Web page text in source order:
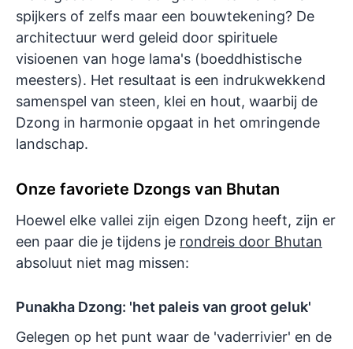
spijkers of zelfs maar een bouwtekening? De
architectuur werd geleid door spirituele
visioenen van hoge lama's (boeddhistische
meesters). Het resultaat is een indrukwekkend
samenspel van steen, klei en hout, waarbij de
Dzong in harmonie opgaat in het omringende
landschap.
Onze favoriete Dzongs van Bhutan
Hoewel elke vallei zijn eigen Dzong heeft, zijn er
een paar die je tijdens je rondreis door Bhutan
absoluut niet mag missen:
Punakha Dzong: 'het paleis van groot geluk'
Gelegen op het punt waar de 'vaderrivier' en de